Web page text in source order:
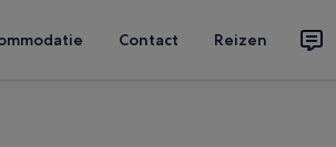
Contact Reizen